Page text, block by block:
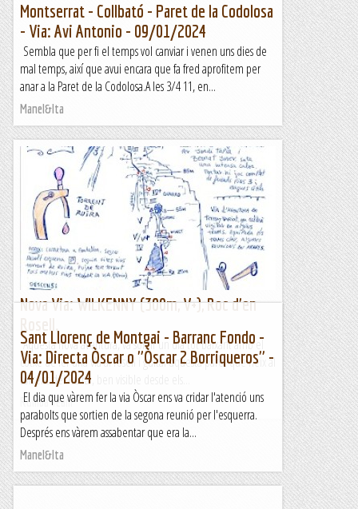
Montserrat - Collbató - Paret de la Codolosa
- Via: Avi Antonio - 09/01/2024
Sembla que per fi el temps vol canviar i venen uns dies de
mal temps, així que avui encara que fa fred aprofitem per
anar a la Paret de la Codolosa.A les 3/4 11, en...
Manel&Ita
Nova Via: WILKENNY (300m, V+), Roc d'en
Aquesta nova aventura, va sorgir un dia tot baixant amb el
cotxe de fer una via al rosell i guitar aquesta paret que neix al
torrent del Ruira , ben visible desde els...
Rumba Team
Sant Llorenç de Montgai - Barranc Fondo -
Via: Directa Òscar o "Òscar 2 Borriqueros" -
04/01/2024
El dia que vàrem fer la via Òscar ens va cridar l'atenció uns
parabolts que sortien de la segona reunió per l'esquerra.
Després ens vàrem assabentar que era la...
Manel&Ita